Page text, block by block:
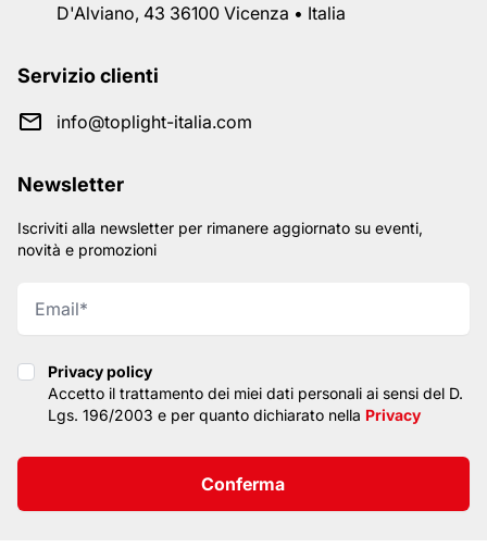
D'Alviano, 43 36100 Vicenza • Italia
Servizio clienti
info@toplight-italia.com
Newsletter
Iscriviti alla newsletter per rimanere aggiornato su eventi,
novità e promozioni
Privacy policy
Privacy policy
Accetto il trattamento dei miei dati personali ai sensi del D.
Lgs. 196/2003 e per quanto dichiarato nella Privacy
Conferma